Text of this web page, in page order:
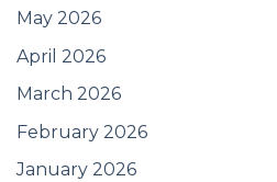
May 2026
April 2026
March 2026
February 2026
January 2026